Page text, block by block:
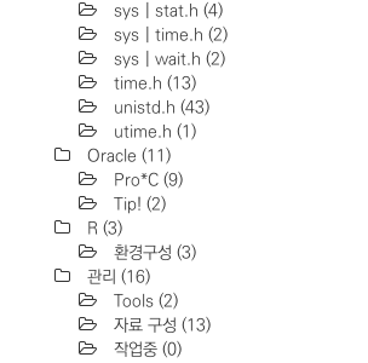
sys | stat.h (4)
sys | time.h (2)
sys | wait.h (2)
time.h (13)
unistd.h (43)
utime.h (1)
Oracle (11)
Pro*C (9)
Tip! (2)
R (3)
환경구성 (3)
관리 (16)
Tools (2)
자료 구성 (13)
작업중 (0)